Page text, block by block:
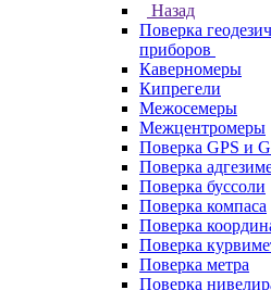
Назад
Поверка
приборов
Каверномеры
Кипрегели
Межосемеры
Межцентромеры
Поверка GPS и
Поверка
Поверка буссоли
Поверка компаса
Поверка
Поверка
Поверка метра
Поверка